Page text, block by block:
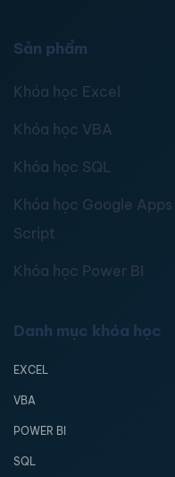
Sản phẩm
Khóa học Excel
Khóa học VBA
Khóa học SQL
Khóa học Google Apps
Script
Khóa học Power BI
Danh mục khóa học
EXCEL
VBA
POWER BI
SQL